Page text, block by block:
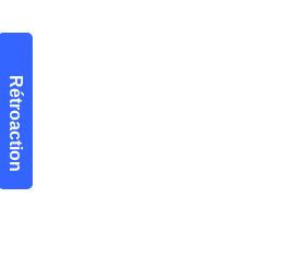
Rétroaction